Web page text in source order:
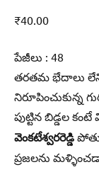
₹40.00
పేజీలు : 48
తరతమ భేదాలు
నిరూపించుకున్న
పుట్టిన బిడ్డల
వెంకటేశ్వరరెడ్డి
ప్రజలను